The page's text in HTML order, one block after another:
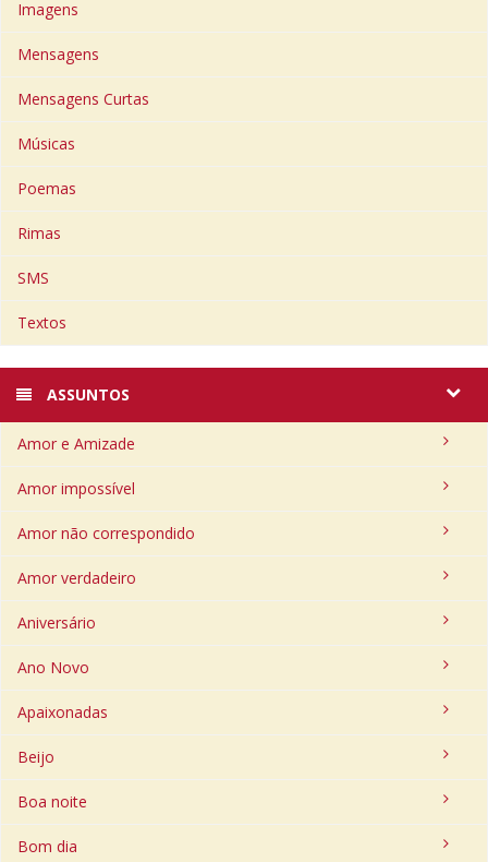
Imagens
Mensagens
Mensagens Curtas
Músicas
Poemas
Rimas
SMS
Textos
ASSUNTOS
Amor e Amizade
Amor impossível
Amor não correspondido
Amor verdadeiro
Aniversário
Ano Novo
Apaixonadas
Beijo
Boa noite
Bom dia